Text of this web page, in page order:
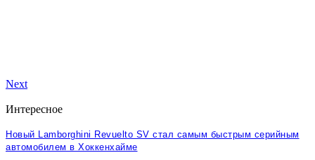
Next
Интересное
Новый Lamborghini Revuelto SV стал самым быстрым серийным
автомобилем в Хоккенхайме